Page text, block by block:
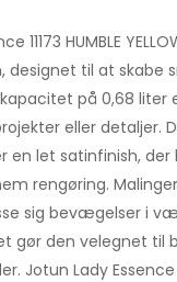
11173 HUMBLE
designet til at skabe
på 0,68 liter
eller detaljer.
en let satinfinish,
rengøring.
sig bevægelser i
gør den velegnet til
Jotun Lady